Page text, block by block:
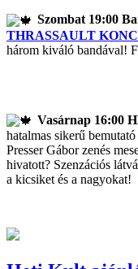
Szombat 19:00
THRASSAULT
három kiváló bandával!
Vasárnap 16:00
hatalmas sikerű
Presser Gábor zenés
hivatott? Szenzációs
a kicsiket és a nagyokat!